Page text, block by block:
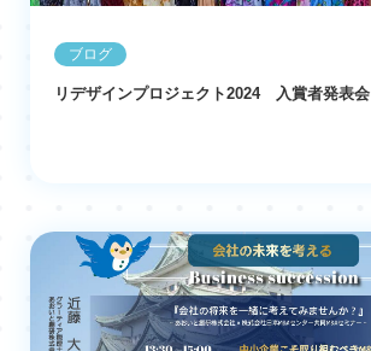
ブログ
リデザインプロジェクト2024 入賞者発表会